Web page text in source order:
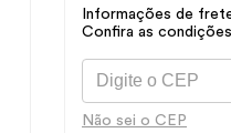
Informações de
Confira as
Não sei o CEP